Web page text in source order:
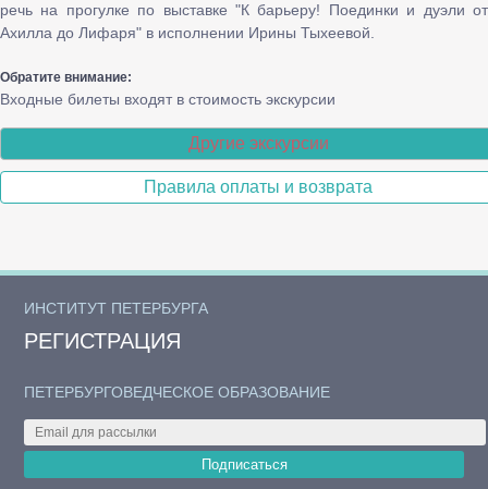
речь на прогулке по выставке "К барьеру! Поединки и дуэли от
Ахилла до Лифаря" в исполнении Ирины Тыхеевой.
Обратите внимание:
Входные билеты входят в стоимость экскурсии
Другие экскурсии
Правила оплаты и возврата
ИНСТИТУТ ПЕТЕРБУРГА
РЕГИСТРАЦИЯ
ПЕТЕРБУРГОВЕДЧЕСКОЕ ОБРАЗОВАНИЕ
Подписаться